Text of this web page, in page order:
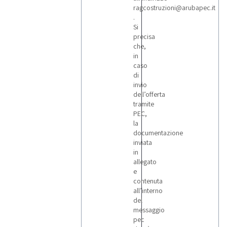
ragcostruzioni@arubapec.it
.
Si
precisa
che,
in
caso
di
invio
dell’offerta
tramite
PEC,
la
documentazione
inviata
in
allegato
e
contenuta
all’interno
del
messaggio
pec